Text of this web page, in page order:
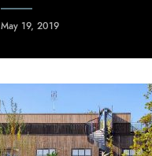
May 19, 2019